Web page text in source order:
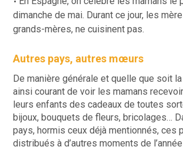
dimanche de mai. Durant ce jour, les
grands-mères, ne cuisinent pas.
Autres pays, autres mœurs
De manière générale et quelle que soit
ainsi courant de voir les mamans
leurs enfants des cadeaux de toutes
bijoux, bouquets de fleurs, bricolages…
pays, hormis ceux déjà mentionnés, ces
distribués à d’autres moments de